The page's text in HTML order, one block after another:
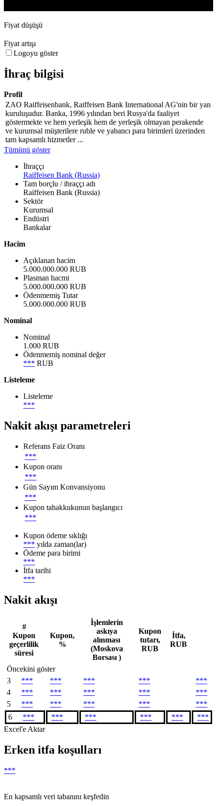
Fiyat düşüşü
Fiyat artışı
Logoyu göster
İhraç bilgisi
Profil
ZAO Raiffeisenbank, Raiffeisen Bank International AG'nin bir yan
kuruluşudur. Banka, 1996 yılından beri Rusya'da faaliyet
göstermekte ve hem yerleşik hem de yerleşik olmayan perakende
ve kurumsal müşterilere ruble ve yabancı para birimleri üzerinden
tam kapsamlı hizmetler ...
Tümünü göster
İhraççı
Raiffeisen Bank (Russia)
Tam borçlu / ihraççı adı
Raiffeisen Bank (Russia)
Sektör
Kurumsal
Endüstri
Bankalar
Hacim
Açıklanan hacim
5.000.000.000 RUB
Plasman hacmi
5.000.000.000 RUB
Ödenmemiş Tutar
5.000.000.000 RUB
Nominal
Nominal
1.000 RUB
Ödenmemiş nominal değer
*** RUB
Listeleme
Listeleme
***
Nakit akışı parametreleri
Referans Faiz Oranı
***
Kupon oranı
***
Gün Sayım Konvansiyonu
***
Kupon tahakkukunun başlangıcı
***
Kupon ödeme sıklığı
*** yılda zaman(lar)
Ödeme para birimi
***
İtfa tarihi
***
Nakit akışı
#
Kupon
geçerlilik
süresi
Kupon,
%
İşlemlerin
askıya
alınması
(Moskova
Borsası )
Kupon
tutarı,
RUB
İtfa,
RUB
Öncekini göster
3
*** *** *** ***
***
4
*** *** *** ***
***
5
*** *** *** ***
***
6
*** *** *** *** ***
***
Excel'e Aktar
Erken itfa koşulları
***
En kapsamlı veri tabanını keşfedin